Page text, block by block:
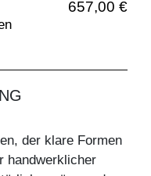
657,00 €
der klare Formen
handwerklicher